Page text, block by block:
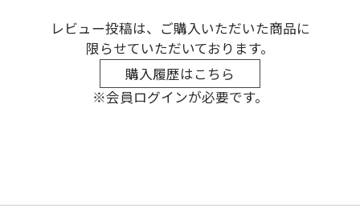
レビュー投稿は、ご購入いただいた商品に
限らせていただいております。
購入履歴はこちら
※会員ログインが必要です。